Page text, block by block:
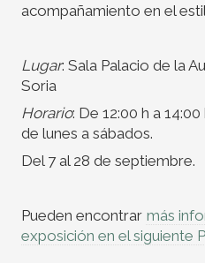
acompañamiento en el
Lugar: Sala Palacio de la
Soria
Horario: De 12:00 h a
de lunes a sábados.
Del 7 al 28 de septiembre.
Pueden encontrar más
exposición en el siguiente